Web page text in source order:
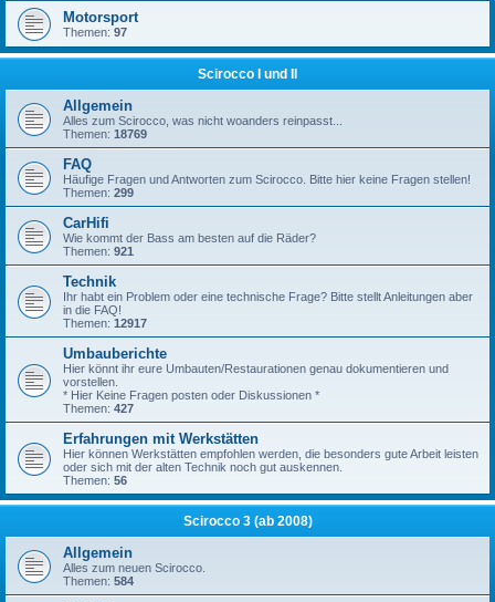
Motorsport
Themen: 97
Scirocco I und II
Allgemein
Alles zum Scirocco, was nicht woanders reinpasst...
Themen: 18769
FAQ
Häufige Fragen und Antworten zum Scirocco. Bitte hier keine Fragen stellen!
Themen: 299
CarHifi
Wie kommt der Bass am besten auf die Räder?
Themen: 921
Technik
Ihr habt ein Problem oder eine technische Frage? Bitte stellt Anleitungen aber
in die FAQ!
Themen: 12917
Umbauberichte
Hier könnt ihr eure Umbauten/Restaurationen genau dokumentieren und
vorstellen.
* Hier Keine Fragen posten oder Diskussionen *
Themen: 427
Erfahrungen mit Werkstätten
Hier können Werkstätten empfohlen werden, die besonders gute Arbeit leisten
oder sich mit der alten Technik noch gut auskennen.
Themen: 56
Scirocco 3 (ab 2008)
Allgemein
Alles zum neuen Scirocco.
Themen: 584